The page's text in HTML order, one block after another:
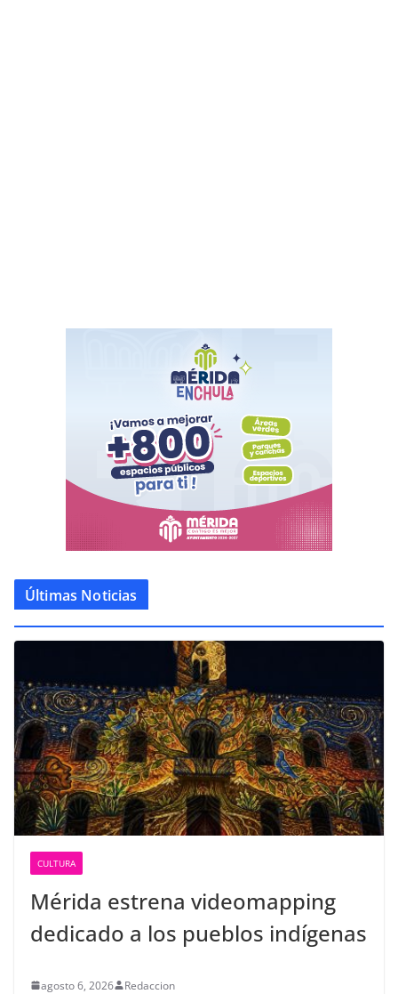
Últimas Noticias
CULTURA
Mérida estrena videomapping
dedicado a los pueblos indígenas
agosto 6, 2026 Redaccion